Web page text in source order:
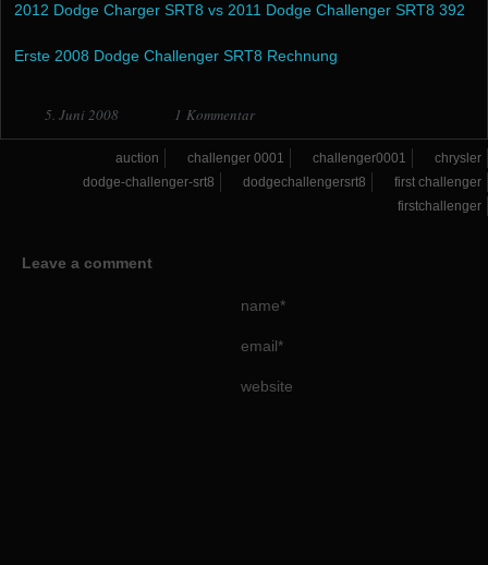
2012 Dodge Charger SRT8 vs 2011 Dodge Challenger SRT8 392
Erste 2008 Dodge Challenger SRT8 Rechnung
5. Juni 2008 1 Kommentar
auction challenger 0001 challenger0001
chrysler
dodge-challenger-srt8
dodgechallengersrt8
first challenger
firstchallenger
Leave a comment
name*
email*
website